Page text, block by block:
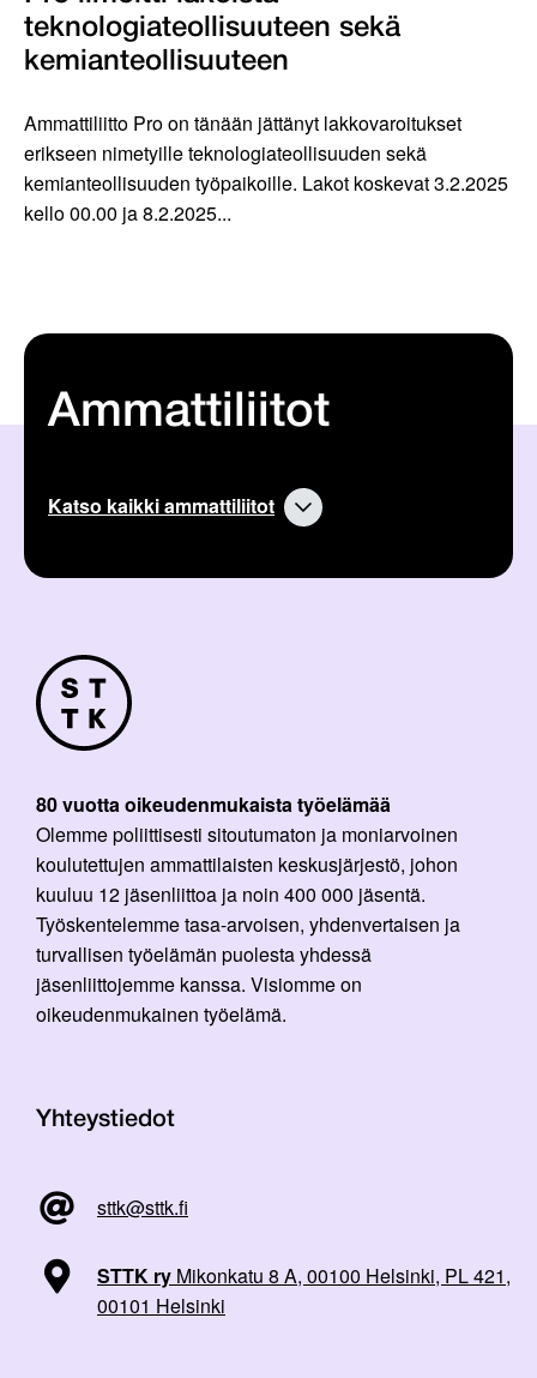
teknologiateollisuuteen sekä
kemianteollisuuteen
Ammattiliitto Pro on tänään jättänyt lakkovaroitukset
erikseen nimetyille teknologiateollisuuden sekä
kemianteollisuuden työpaikoille. Lakot koskevat 3.2.2025
kello 00.00 ja 8.2.2025...
Ammattiliitot
Katso kaikki ammattiliitot
80 vuotta oikeudenmukaista työelämää
Olemme poliittisesti sitoutumaton ja moniarvoinen
koulutettujen ammattilaisten keskusjärjestö, johon
kuuluu 12 jäsenliittoa ja noin 400 000 jäsentä.
Työskentelemme tasa-arvoisen, yhdenvertaisen ja
turvallisen työelämän puolesta yhdessä
jäsenliittojemme kanssa. Visiomme on
oikeudenmukainen työelämä.
Yhteystiedot
sttk@sttk.fi
STTK ry Mikonkatu 8 A, 00100 Helsinki, PL 421,
00101 Helsinki